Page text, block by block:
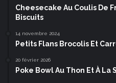
Cheesecake Au Coulis De
Biscuits
14 novembre 2024
Petits Flans Brocolis Et
20 février 2026
Poke Bowl Au Thon Et À La